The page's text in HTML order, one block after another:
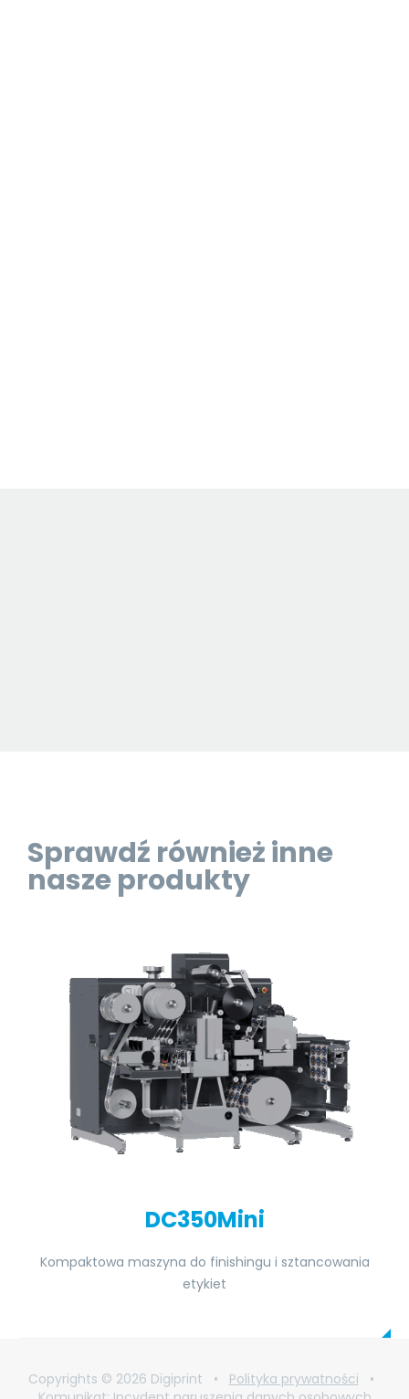
Sprawdź również inne
nasze produkty
DC350Mini
Kompaktowa maszyna do finishingu i sztancowania
etykiet
Copyrights © 2026 Digiprint • Polityka prywatności •